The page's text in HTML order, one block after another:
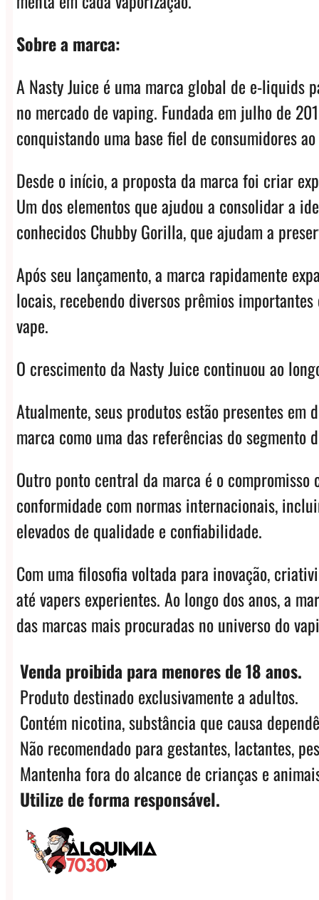
Sobre a marca:
A Nasty Juice é uma marca global de e-liquids
no mercado de vaping. Fundada em julho de
conquistando uma base fiel de consumidores
Desde o início, a proposta da marca foi criar
Um dos elementos que ajudou a consolidar a
conhecidos Chubby Gorilla, que ajudam a
Após seu lançamento, a marca rapidamente
locais, recebendo diversos prêmios
vape.
O crescimento da Nasty Juice continuou ao
Atualmente, seus produtos estão presentes
marca como uma das referências do segmento
Outro ponto central da marca é o
conformidade com normas internacionais,
elevados de qualidade e confiabilidade.
Com uma filosofia voltada para inovação,
até vapers experientes. Ao longo dos anos, a
das marcas mais procuradas no universo do
Venda proibida para menores de 18 anos.
Produto destinado exclusivamente a adultos.
Contém nicotina, substância que causa
Não recomendado para gestantes, lactantes,
Mantenha fora do alcance de crianças e
Utilize de forma responsável.